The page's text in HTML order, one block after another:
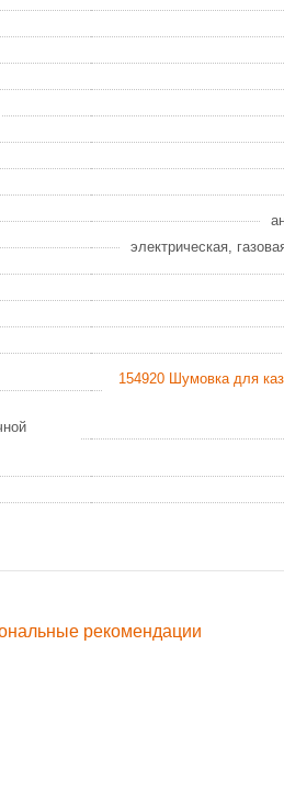
электрическая,
154920 Шумовка для
рекомендации